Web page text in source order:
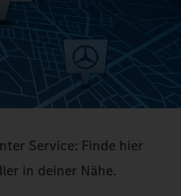
Service: Finde hier
in deiner Nähe.